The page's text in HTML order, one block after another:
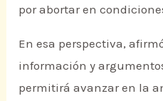
por abortar en
En esa perspectiva,
información y
permitirá avanzar en la